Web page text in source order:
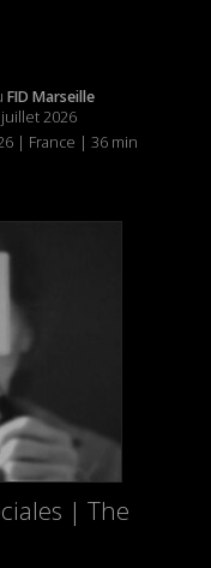
FID Marseille
2026
| France | 36 min
| The